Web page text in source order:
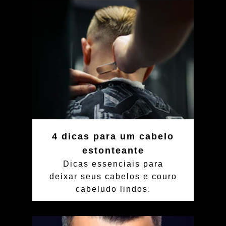
4 dicas para um cabelo
estonteante
Dicas essenciais para
deixar seus cabelos e couro
cabeludo lindos.